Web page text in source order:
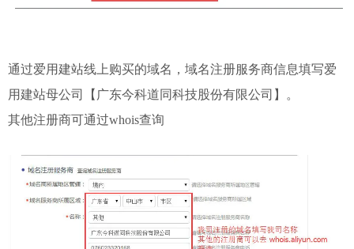
通过爱用建站线上购买的域名，域名注册服务商信息填写爱
用建站母公司【广东今科道同科技股份有限公司】。
其他注册商可通过whois查询